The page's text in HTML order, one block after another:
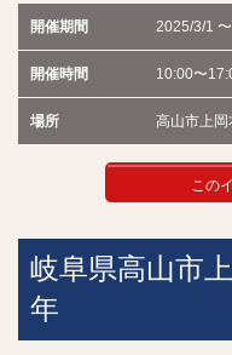
開催期間 2025/3/1
開催時間 10:00〜
場所 高山市上
この
岐阜県高山市
年